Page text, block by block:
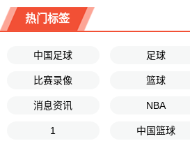
热门标签
中国足球 足球
比赛录像 篮球
消息资讯 NBA
1 中国篮球